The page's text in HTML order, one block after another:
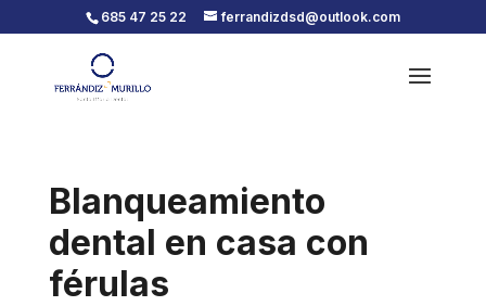
685 47 25 22 ferrandizdsd@outlook.com
Blanqueamiento
dental en casa con
férulas